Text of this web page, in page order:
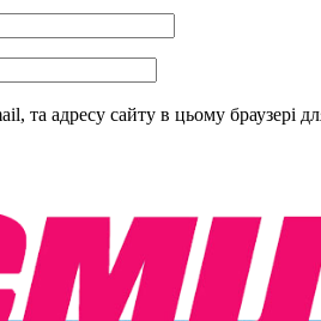
та адресу сайту в цьому браузері